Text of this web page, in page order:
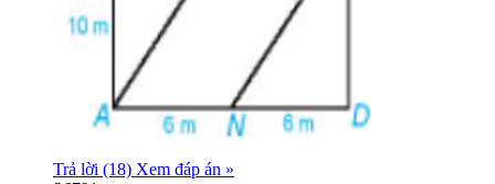
Trả lời (18) Xem đáp án »